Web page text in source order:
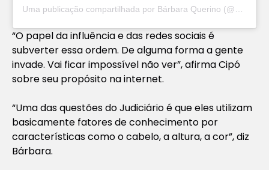
“O papel da influência e das redes sociais é
subverter essa ordem. De alguma forma a gente
invade. Vai ficar impossível não ver”, afirma Cipó
sobre seu propósito na internet.
“Uma das questões do Judiciário é que eles utilizam
basicamente fatores de conhecimento por
características como o cabelo, a altura, a cor”, diz
Bárbara.